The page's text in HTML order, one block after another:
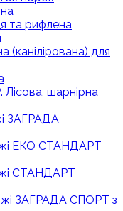
та рифлена
(канілірована) для
шарнірна
ЗАГРАДА
ЕКО СТАНДАРТ
СТАНДАРТ
ЗАГРАДА СПОРТ з